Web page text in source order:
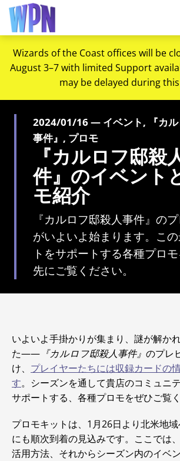
Wizards of the Coast offices will be
August 3–7 with limited Support
may be delayed during
2024/01/16 — イベント, 『カル
事件』, プロモ
『カルロフ邸殺
件』のイベント
モ紹介
『カルロフ邸殺人事件』の
がいよいよ始まります。こ
トをサポートする各種プロ
先にご覧ください。
いよいよ手掛かりが集まり、謎が解か
た―― 『カルロフ邸殺人事件』 のプレ
け、 プレイヤーたちには収録カードの
す。シーズンを通して貴店のコミュニ
サポートする、各種プロモをぜひご覧く
プロモキットは、1月26日より北米地
にも順次到着の見込みです。ここでは
活用方法、それからシーズン内のイベ